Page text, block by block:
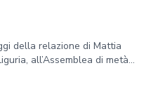
della relazione di Mattia
all’Assemblea di metà...